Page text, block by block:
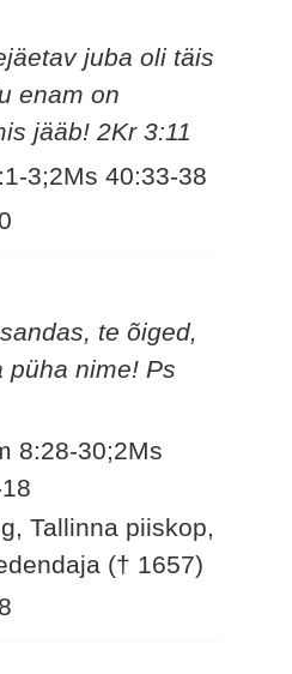
juba oli täis
enam on
jääb! 2Kr 3:11
3;2Ms 40:33-38
te õiged,
püha nime! Ps
8:28-30;2Ms
Tallinna piiskop,
(† 1657)